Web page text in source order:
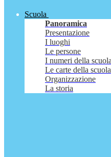
Scuola
Panoramica
Presentazione
I luoghi
Le persone
I numeri della scuola
Le carte della scuola
Organizzazione
La storia